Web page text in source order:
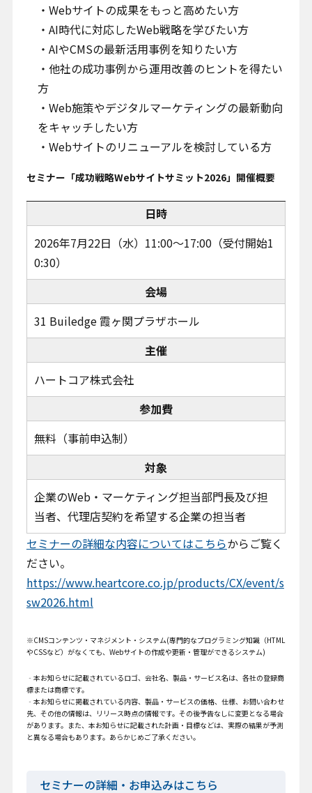
Webサイトの成果をもっと高めたい方
AI時代に対応したWeb戦略を学びたい方
AIやCMSの最新活用事例を知りたい方
他社の成功事例から運用改善のヒントを得たい
方
Web施策やデジタルマーケティングの最新動向
をキャッチしたい方
Webサイトのリニューアルを検討している方
セミナー「成功戦略Webサイトサミット2026」開催概要
日時
2026年7月22日（水）11:00～17:00（受付開始1
0:30）
会場
31 Builedge 霞ヶ関プラザホール
主催
ハートコア株式会社
参加費
無料（事前申込制）
対象
企業のWeb・マーケティング担当部門長及び担
当者、代理店契約を希望する企業の担当者
セミナーの詳細な内容についてはこちらからご覧く
ださい。
https://www.heartcore.co.jp/products/CX/event/s
sw2026.html
※CMSコンテンツ・マネジメント・システム(専門的なプログラミング知識（HTML
やCSSなど）がなくても、Webサイトの作成や更新・管理ができるシステム)
‐本お知らせに記載されているロゴ、会社名、製品・サービス名は、各社の登録商
標または商標です。
‐本お知らせに掲載されている内容、製品・サービスの価格、仕様、お問い合わせ
先、その他の情報は、リリース時点の情報です。その後予告なしに変更となる場合
があります。また、本お知らせに記載された計画・目標などは、実際の結果が予測
と異なる場合もあります。あらかじめご了承ください。
セミナーの詳細・お申込みはこちら